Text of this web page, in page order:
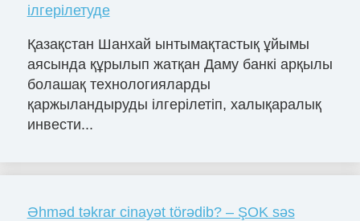
ілгерілетуде
Қазақстан Шанхай ынтымақтастық ұйымы
аясында құрылып жатқан Даму банкі арқылы
болашақ технологияларды
қаржыландыруды ілгерілетіп, халықаралық
инвести...
Əhməd təkrar cinayət törədib? – ŞOK səs